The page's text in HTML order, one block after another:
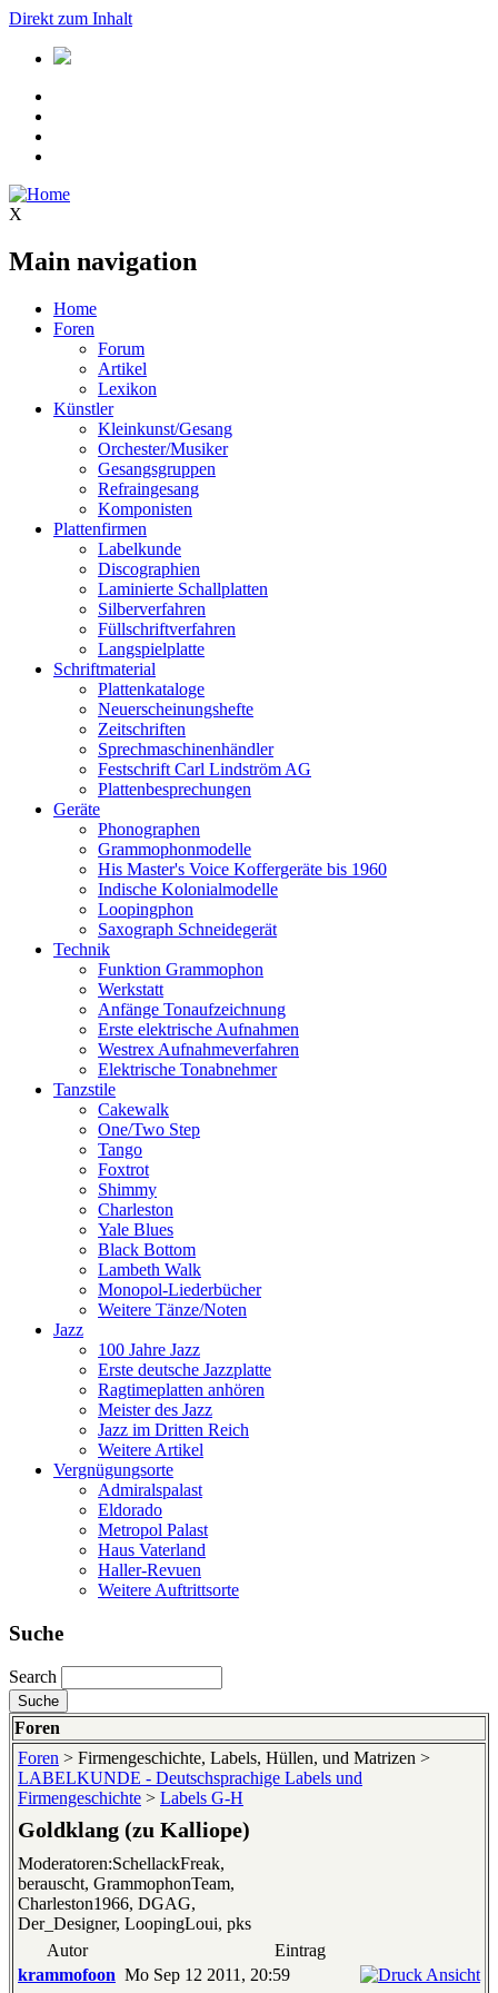
Direkt zum Inhalt
X
Main navigation
Home
Foren
Forum
Artikel
Lexikon
Künstler
Kleinkunst/Gesang
Orchester/Musiker
Gesangsgruppen
Refraingesang
Komponisten
Plattenfirmen
Labelkunde
Discographien
Laminierte Schallplatten
Silberverfahren
Füllschriftverfahren
Langspielplatte
Schriftmaterial
Plattenkataloge
Neuerscheinungshefte
Zeitschriften
Sprechmaschinenhändler
Festschrift Carl Lindström AG
Plattenbesprechungen
Geräte
Phonographen
Grammophonmodelle
His Master's Voice Koffergeräte bis 1960
Indische Kolonialmodelle
Loopingphon
Saxograph Schneidegerät
Technik
Funktion Grammophon
Werkstatt
Anfänge Tonaufzeichnung
Erste elektrische Aufnahmen
Westrex Aufnahmeverfahren
Elektrische Tonabnehmer
Tanzstile
Cakewalk
One/Two Step
Tango
Foxtrot
Shimmy
Charleston
Yale Blues
Black Bottom
Lambeth Walk
Monopol-Liederbücher
Weitere Tänze/Noten
Jazz
100 Jahre Jazz
Erste deutsche Jazzplatte
Ragtimeplatten anhören
Meister des Jazz
Jazz im Dritten Reich
Weitere Artikel
Vergnügungsorte
Admiralspalast
Eldorado
Metropol Palast
Haus Vaterland
Haller-Revuen
Weitere Auftrittsorte
Suche
Search
Foren
Foren > Firmengeschichte, Labels, Hüllen, und Matrizen >
LABELKUNDE - Deutschsprachige Labels und
Firmengeschichte > Labels G-H
Goldklang (zu Kalliope)
Moderatoren:SchellackFreak,
berauscht, GrammophonTeam,
Charleston1966, DGAG,
Der_Designer, LoopingLoui, pks
Autor
Eintrag
krammofoon Mo Sep 12 2011, 20:59